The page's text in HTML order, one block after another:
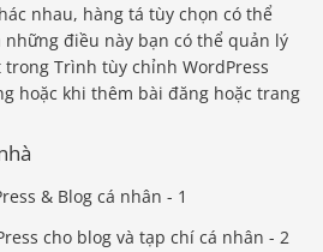
nhau, hàng tá tùy chọn có thể
điều này bạn có thể quản lý
Trình tùy chỉnh WordPress
hoặc khi thêm bài đăng hoặc trang